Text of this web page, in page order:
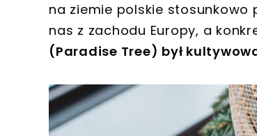
na ziemie polskie stosunkowo
nas z zachodu Europy, a
(Paradise Tree) był